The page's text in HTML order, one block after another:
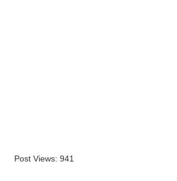
Post Views: 941